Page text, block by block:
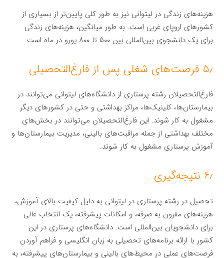
هزینه‌های زندگی در لیتوانی نیز به طور کلی پایین‌تر از بسیاری از
کشورهای اروپای غربی است. به طور میانگین، هزینه‌های زندگی
برای یک دانشجوی بین‌المللی بین ۵۰۰ تا ۸۰۰ یورو در ماه است.
۵٫ فرصت‌های شغلی پس از فارغ‌التحصیلی
فارغ‌التحصیلان رشته پرستاری از دانشگاه‌های لیتوانی می‌توانند در
بیمارستان‌ها، کلینیک‌ها، مراکز بهداشتی و حتی در کشورهای دیگر
مشغول به کار شوند. این فارغ‌التحصیلان می‌توانند در بخش‌های
مختلف بهداشتی از جمله مراقبت‌های بالینی، مدیریت بیمارستان‌ها و
آموزش پرستاری مشغول به کار شوند.
۶٫ نتیجه‌گیری
تحصیل در رشته پرستاری در لیتوانی به دلیل کیفیت بالای آموزش،
هزینه‌های مقرون به صرفه، و امکانات پیشرفته، یک انتخاب عالی
برای دانشجویان بین‌المللی است. دانشگاه‌های پرستاری در این
کشور با ارائه برنامه‌های تحصیلی به زبان انگلیسی و فراهم آوردن
فرصت‌های عملی در محیط‌های بالینی و بیمارستان‌های پیشرفته، به